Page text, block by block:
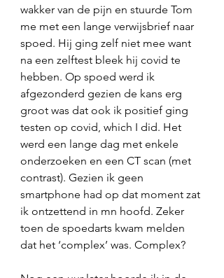
wakker van de pijn en stuurde Tom
me met een lange verwijsbrief naar
spoed. Hij ging zelf niet mee want
na een zelftest bleek hij covid te
hebben. Op spoed werd ik
afgezonderd gezien de kans erg
groot was dat ook ik positief ging
testen op covid, which I did. Het
werd een lange dag met enkele
onderzoeken en een CT scan (met
contrast). Gezien ik geen
smartphone had op dat moment zat
ik ontzettend in mn hoofd. Zeker
toen de spoedarts kwam melden
dat het ‘complex’ was. Complex?